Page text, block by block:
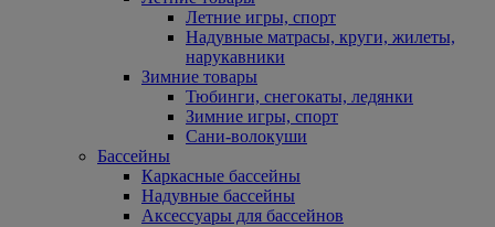
Летние игры, спорт
Надувные матрасы, круги, жилеты,
нарукавники
Зимние товары
Тюбинги, снегокаты, ледянки
Зимние игры, спорт
Сани-волокуши
Бассейны
Каркасные бассейны
Надувные бассейны
Аксессуары для бассейнов